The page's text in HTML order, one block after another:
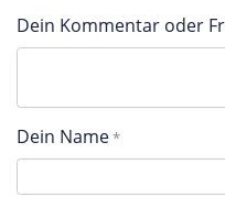
Dein Kommentar oder
Dein Name